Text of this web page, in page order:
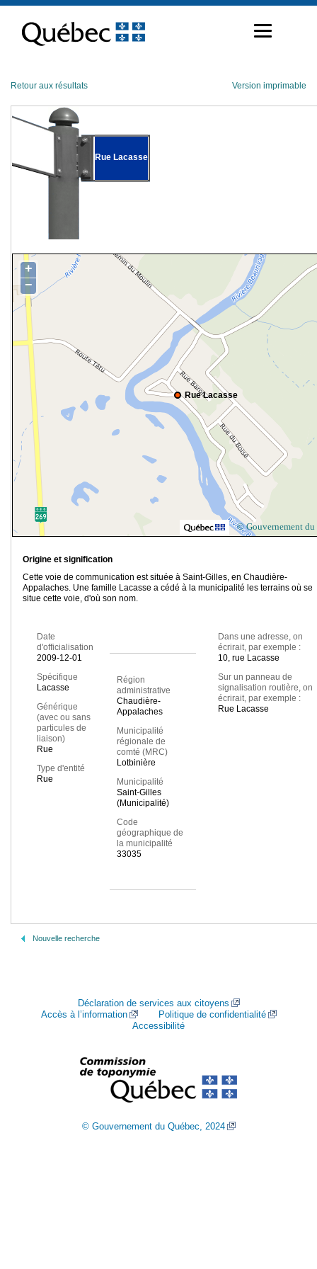
contenu
Retour aux résultats Version imprimable
Rue Lacasse
Rue Lacasse
+
−
© Gouvernement du
Origine et signification
Cette voie de communication est située à Saint-Gilles, en Chaudière-
Appalaches. Une famille Lacasse a cédé à la municipalité les terrains où se
situe cette voie, d'où son nom.
Date
d'officialisation
2009-12-01
Spécifique
Lacasse
Générique
(avec ou sans
particules de
liaison)
Rue
Type d'entité
Rue
Région
administrative
Chaudière-
Appalaches
Municipalité
régionale de
comté (MRC)
Lotbinière
Municipalité
Saint-Gilles
(Municipalité)
Code
géographique de
la municipalité
33035
Dans une adresse, on
écrirait, par exemple :
10, rue Lacasse
Sur un panneau de
signalisation routière, on
écrirait, par exemple :
Rue Lacasse
Nouvelle recherche
Déclaration de services aux citoyens
Accès à l’information
Politique de confidentialité
Accessibilité
© Gouvernement du Québec, 2024